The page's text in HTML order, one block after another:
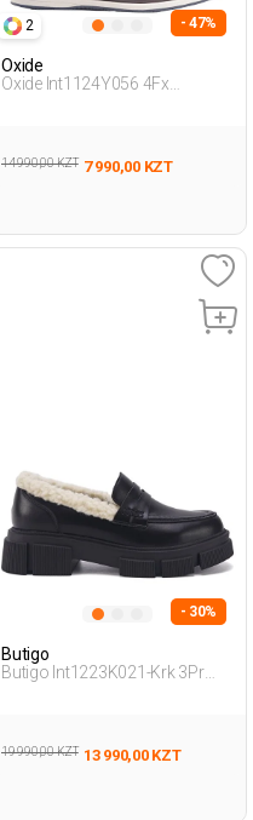
2 - 47%
Oxide
Oxide Int1124Y056 4Fx
14 990,00 KZT 7 990,00 KZT
- 30%
Butigo
Butigo Int1223K021-Krk 3Pr
19 990,00 KZT 13 990,00 KZT